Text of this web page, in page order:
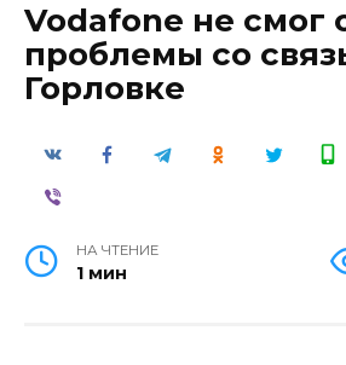
Vodafone не смог
проблемы со
Горловке
НА ЧТЕНИЕ
1 мин